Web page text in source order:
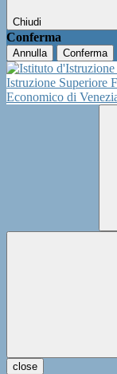
Chiudi
Conferma
Annulla Conferma
Istruzione Superiore
Economico di
close